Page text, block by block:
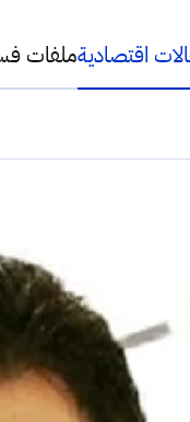
اقتصاديةملفات